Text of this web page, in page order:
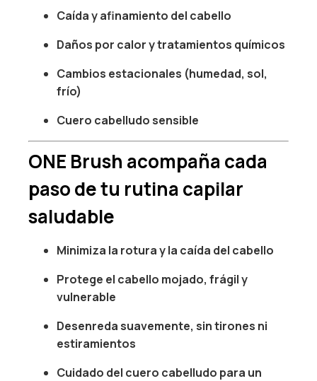
Caída y afinamiento del cabello
Daños por calor y tratamientos químicos
Cambios estacionales (humedad, sol,
frío)
Cuero cabelludo sensible
ONE Brush acompaña cada
paso de tu rutina capilar
saludable
Minimiza la rotura y la caída del cabello
Protege el cabello mojado, frágil y
vulnerable
Desenreda suavemente, sin tirones ni
estiramientos
Cuidado del cuero cabelludo para un